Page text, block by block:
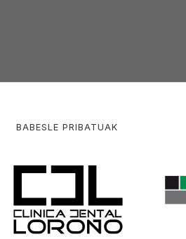
BABESLE PRIBATUAK